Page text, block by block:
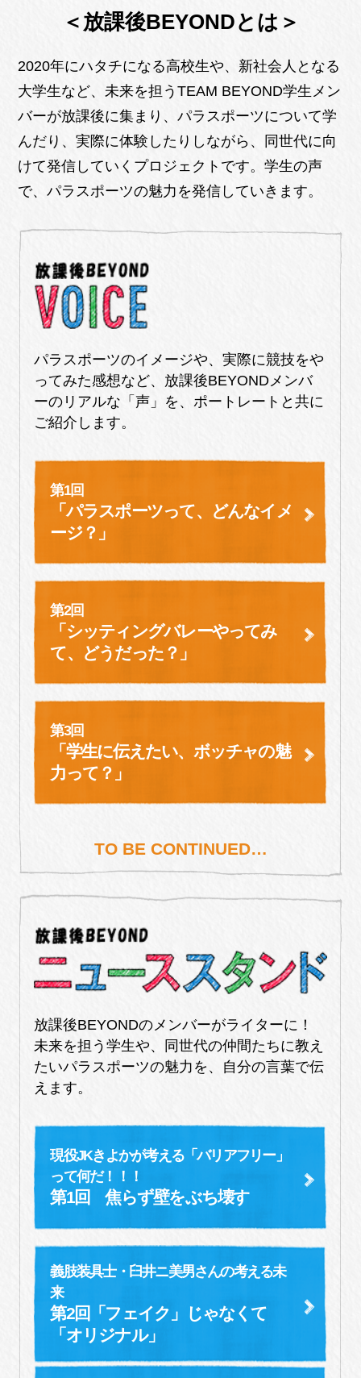
＜放課後BEYONDとは＞
2020年にハタチになる高校生や、新社会人となる
大学生など、未来を担うTEAM BEYOND学生メン
バーが放課後に集まり、パラスポーツについて学
んだり、実際に体験したりしながら、同世代に向
けて発信していくプロジェクトです。学生の声
で、パラスポーツの魅力を発信していきます。
パラスポーツのイメージや、実際に競技をや
ってみた感想など、放課後BEYONDメンバ
ーのリアルな「声」を、ポートレートと共に
ご紹介します。
第1回
「パラスポーツって、どんなイメ
ージ？」
第2回
「シッティングバレーやってみ
て、
どうだった？」
第3回
「学生に伝えたい、 ボッチャの魅
力って？」
TO BE CONTINUED…
放課後BEYONDのメンバーがライターに！
未来を担う学生や、同世代の仲間たちに教え
たいパラスポーツの魅力を、自分の言葉で伝
えます。
現役JKきよかが考える「バリアフリー」
って何だ！！！
第1回 焦らず壁をぶち壊す
義肢装具士・臼井ニ美男さんの考える未
来
第2回「フェイク」じゃなくて
「オリジナル」